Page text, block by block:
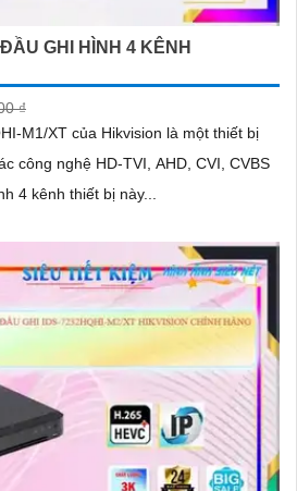
GHI HÌNH 4 KÊNH
₫
M1/XT của Hikvision là một thiết bị
công nghệ HD-TVI, AHD, CVI, CVBS
4 kênh thiết bị này...